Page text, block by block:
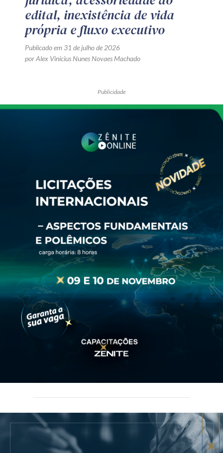
edital, inexistência de vida
própria e fluxo executivo
Publicado em 31 de julho de 2026
por Alex Vinicius Nunes Novaes Machado
Publicidade